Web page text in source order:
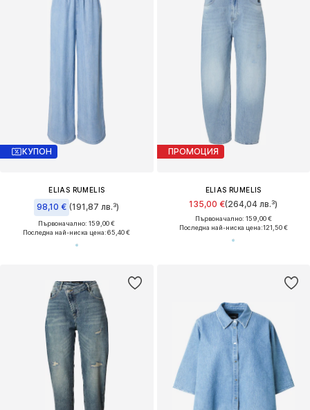
КУПОН
ELIAS RUMELIS
98,10 € (191,87 лв.³)
Първоначално: 159,00 €
Последна най-ниска цена:65,40 €
ПРОМОЦИЯ
ELIAS RUMELIS
135,00 €(264,04 лв.³)
Първоначално: 159,00 €
Последна най-ниска цена:121,50 €